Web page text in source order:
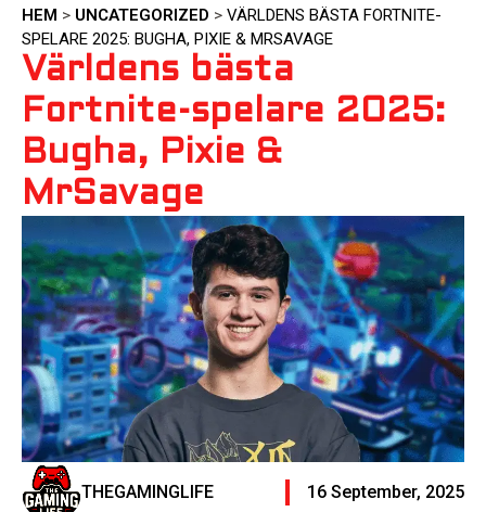
HEM > UNCATEGORIZED > VÄRLDENS BÄSTA FORTNITE-
SPELARE 2025: BUGHA, PIXIE & MRSAVAGE
Världens bästa
Fortnite-spelare 2025:
Bugha, Pixie &
MrSavage
THEGAMINGLIFE 16 September, 2025